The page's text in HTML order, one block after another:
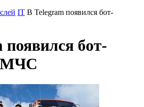
IT В Telegram появился бот-
появился бот-
МЧС